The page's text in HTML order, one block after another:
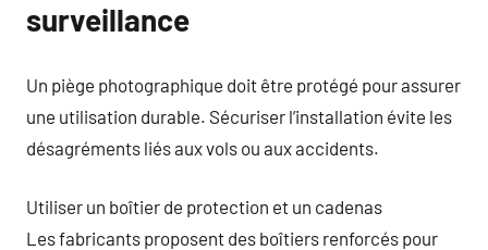
surveillance
Un piège photographique doit être protégé pour assurer
une utilisation durable. Sécuriser l’installation évite les
désagréments liés aux vols ou aux accidents.
Utiliser un boîtier de protection et un cadenas
Les fabricants proposent des boîtiers renforcés pour